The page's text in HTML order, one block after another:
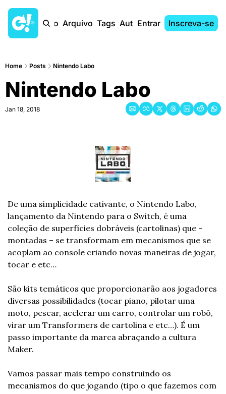
Início Arquivo Tags AutoresEntrar Inscreva-se
Home Posts Nintendo Labo
Nintendo Labo
Jan 18, 2018
De uma simplicidade cativante, o Nintendo Labo,
lançamento da Nintendo para o Switch, é uma
coleção de superfícies dobráveis (cartolinas) que –
montadas – se transformam em mecanismos que se
acoplam ao console criando novas maneiras de jogar,
tocar e etc…
São kits temáticos que proporcionarão aos jogadores
diversas possibilidades (tocar piano, pilotar uma
moto, pescar, acelerar um carro, controlar um robô,
virar um Transformers de cartolina e etc…). É um
passo importante da marca abraçando a cultura
Maker.
Vamos passar mais tempo construindo os
mecanismos do que jogando (tipo o que fazemos com